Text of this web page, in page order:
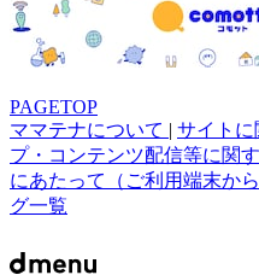
PAGETOP
ママテナについて | サイトに
プ・コンテンツ配信等に関
にあたって（ご利用端末か
グ一覧